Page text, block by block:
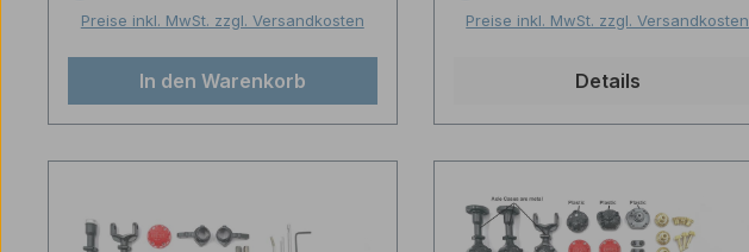
Preise inkl. MwSt. zzgl. Versandkosten
In den Warenkorb
Preise inkl. MwSt. zzgl. Versandkosten
Details